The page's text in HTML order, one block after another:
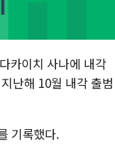
카이치 사나에 내각
난해 10월 내각 출범
기록했다.